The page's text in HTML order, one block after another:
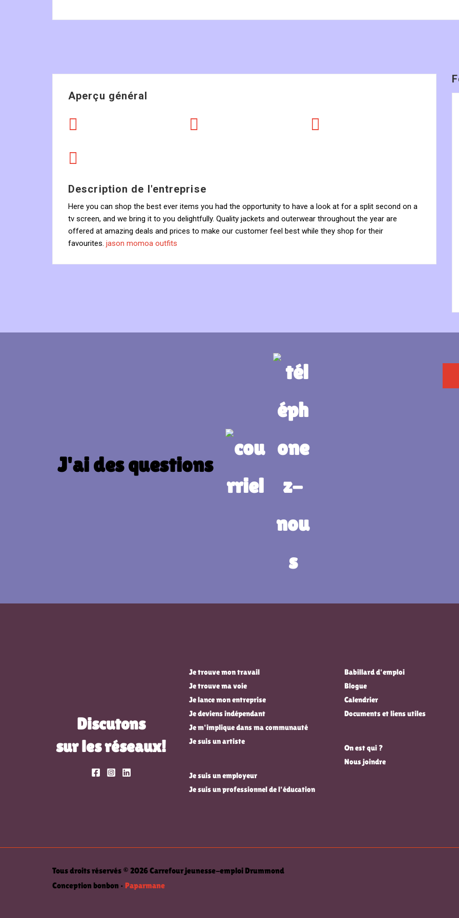
Aperçu général
Description de l'entreprise
Here you can shop the best ever items you had the opportunity to have a look at for a split second on a
tv screen, and we bring it to you delightfully. Quality jackets and outerwear throughout the year are
offered at amazing deals and prices to make our customer feel best while they shop for their
favourites. jason momoa outfits
J'ai des questions
Discutons
sur les réseaux!
Je trouve mon travail
Je trouve ma voie
Je lance mon entreprise
Je deviens indépendant
Je m'implique dans ma communauté
Je suis un artiste
Je suis un employeur
Je suis un professionnel de l'éducation
Babillard d'emploi
Blogue
Calendrier
Documents et liens utiles
On est qui ?
Nous joindre
Tous droits réservés © 2026 Carrefour jeunesse-emploi Drummond
Conception bonbon • Paparmane